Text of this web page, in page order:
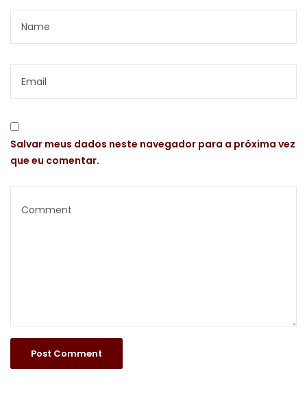
Salvar meus dados neste navegador para a próxima vez
que eu comentar.